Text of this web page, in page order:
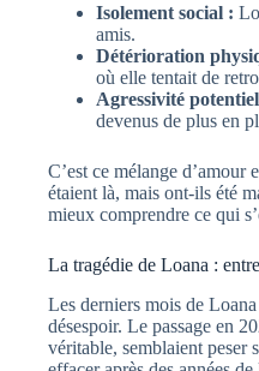
Isolement social :
amis.
Détérioration
où elle tentait de
Agressivité
devenus de plus en
C’est ce mélange d’amour
étaient là, mais ont-ils été
mieux comprendre ce qui
La tragédie de Loana :
Les derniers mois de
désespoir. Le passage en
véritable, semblaient peser